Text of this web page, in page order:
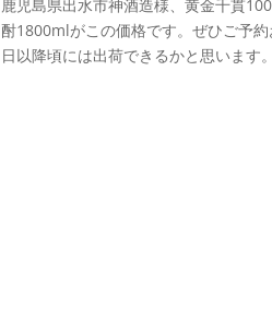
鹿児島県出水市神酒造様、黄金千貫
酎1800mlがこの価格です。ぜひご予
日以降頃には出荷できるかと思います